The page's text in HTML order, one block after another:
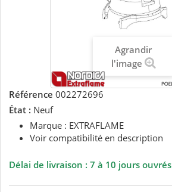
Agrandir
l'image
Référence 002272696
État : Neuf
Marque : EXTRAFLAME
Voir compatibilité en description
Délai de livraison : 7 à 10 jours ouvrés